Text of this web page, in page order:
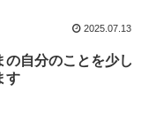
2025.07.13
の自分のことを少し
す